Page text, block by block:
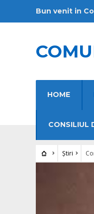
Bun venit in
HOME
CONSILIUL
Știri